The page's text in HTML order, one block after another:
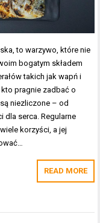
to warzywo, które nie
bogatym składem
takich jak wapń i
pragnie zadbać o
niezliczone – od
dla serca. Regularne
korzyści, a jej
READ MORE